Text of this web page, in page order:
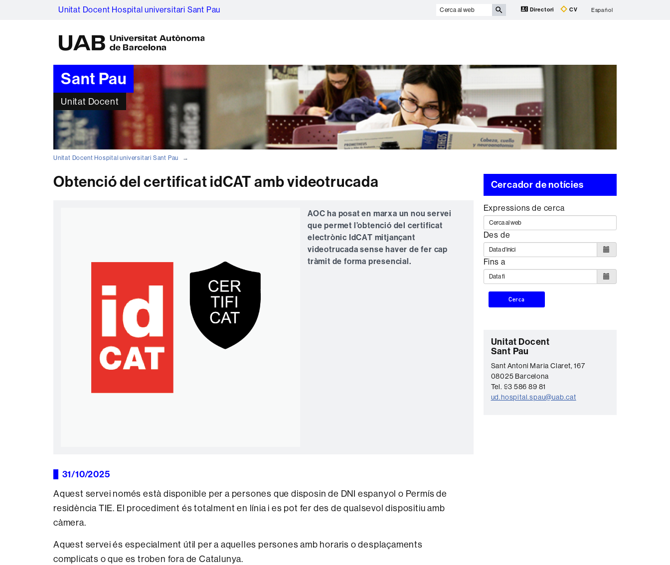
Unitat Docent Hospital universitari Sant Pau
Cerca
Directori CV Español
B
Sant Pau
Unitat Docent
Unitat Docent Hospital universitari Sant Pau
Obtenció del certificat idCAT amb videotrucada
AOC ha posat en marxa un nou servei
que permet l’obtenció del certificat
electrònic IdCAT mitjançant
videotrucada sense haver de fer cap
tràmit de forma presencial.
31/10/2025
Aquest servei només està disponible per a persones que disposin de DNI espanyol o Permís de
residència TIE. El procediment és totalment en línia i es pot fer des de qualsevol dispositiu amb
càmera.
Aquest servei és especialment útil per a aquelles persones amb horaris o desplaçaments
complicats o que es troben fora de Catalunya.
Cercador de notícies
Expressions de cerca
Des de
Fins a
Cerca
C
o
n
t
a
Unitat Docent
Sant Pau
Sant Antoni Maria Claret, 167
08025 Barcelona
Tel. 93 586 89 81
ud.hospital.spau@uab.cat